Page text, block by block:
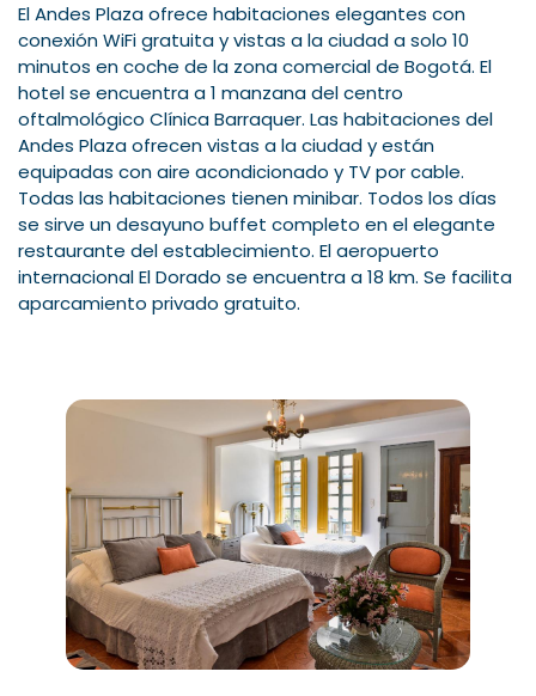
El Andes Plaza ofrece habitaciones elegantes con
conexión WiFi gratuita y vistas a la ciudad a solo 10
minutos en coche de la zona comercial de Bogotá. El
hotel se encuentra a 1 manzana del centro
oftalmológico Clínica Barraquer. Las habitaciones del
Andes Plaza ofrecen vistas a la ciudad y están
equipadas con aire acondicionado y TV por cable.
Todas las habitaciones tienen minibar. Todos los días
se sirve un desayuno buffet completo en el elegante
restaurante del establecimiento. El aeropuerto
internacional El Dorado se encuentra a 18 km. Se facilita
aparcamiento privado gratuito.